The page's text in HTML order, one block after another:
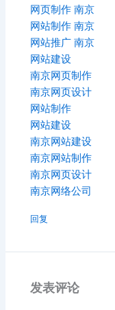
网页制作 南京
网站制作 南京
网站推广 南京
网站建设
南京网页制作
南京网页设计
网站制作
网站建设
南京网站建设
南京网站制作
南京网页设计
南京网络公司
回复
发表评论